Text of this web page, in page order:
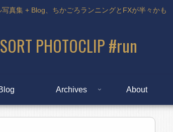
真集 + Blog、ちかごろランニングとFXが半々かも
PHOTOCLIP #run
Archives About